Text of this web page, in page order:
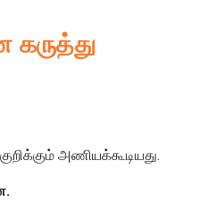
அணியக்கூடியது.